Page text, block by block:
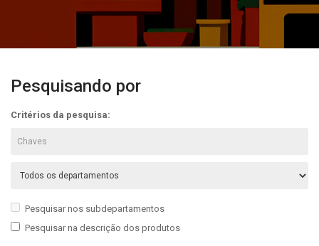
Pesquisando por
Critérios da pesquisa:
Pesquisar nos subdepartamentos
Pesquisar na descrição dos produtos